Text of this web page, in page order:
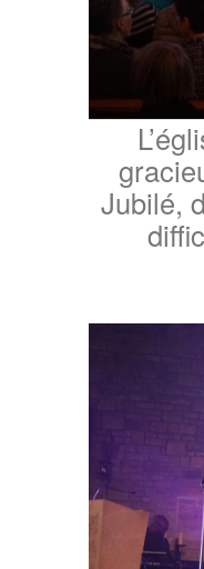
Jubilé,